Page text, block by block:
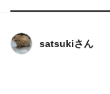
satsukiさん